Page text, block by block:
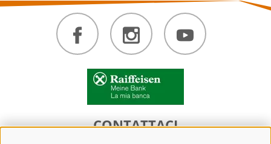
CONTATTACI